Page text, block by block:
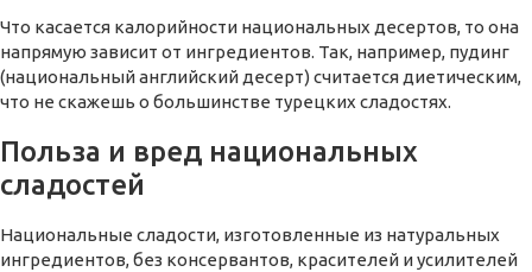
Что касается калорийности национальных десертов, то она
напрямую зависит от ингредиентов. Так, например, пудинг
(национальный английский десерт) считается диетическим,
что не скажешь о большинстве турецких сладостях.
Польза и вред национальных
сладостей
Национальные сладости, изготовленные из натуральных
ингредиентов, без консервантов, красителей и усилителей